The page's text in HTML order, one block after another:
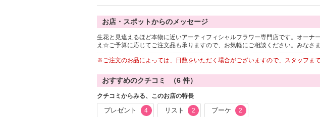
お店・スポットからのメッセージ
生花と見違えるほど本物に近いアーティフィシャルフラワー専門店です。オーナ
え☆ご予算に応じてご注文品も承りますので、お気軽にご相談ください。みなさ
※ご注文のお品によっては、日数をいただく場合がございますので、スタッフま
おすすめのクチコミ （6 件）
クチコミからみる、このお店の特長
プレゼント 4 リスト 2 ブーケ 2